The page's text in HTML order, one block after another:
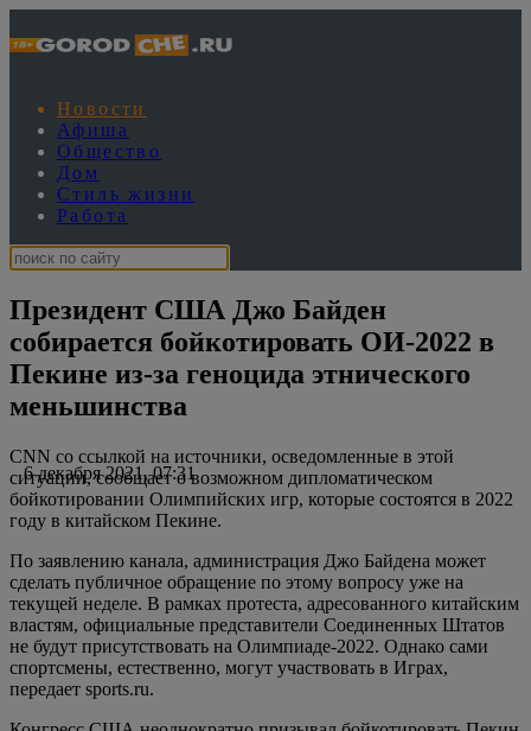
Новости
Афиша
Общество
Дом
Стиль жизни
Работа
Президент США Джо Байден
собирается бойкотировать ОИ-2022 в
Пекине из-за геноцида этнического
меньшинства
6 декабря 2021, 07:31
CNN со ссылкой на источники, осведомленные в этой
ситуации, сообщает о возможном дипломатическом
бойкотировании Олимпийских игр, которые состоятся в 2022
году в китайском Пекине.
По заявлению канала, администрация Джо Байдена может
сделать публичное обращение по этому вопросу уже на
текущей неделе. В рамках протеста, адресованного китайским
властям, официальные представители Соединенных Штатов
не будут присутствовать на Олимпиаде-2022. Однако сами
спортсмены, естественно, могут участвовать в Играх,
передает sports.ru.